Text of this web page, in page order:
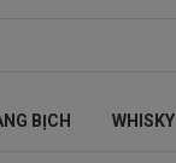
BỊCH WHISKY